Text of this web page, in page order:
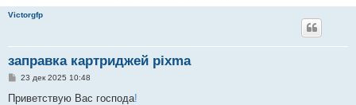
Victorgfp
заправка картриджей pixma
С
о
23 дек 2025 10:48
Приветствую Вас господа!